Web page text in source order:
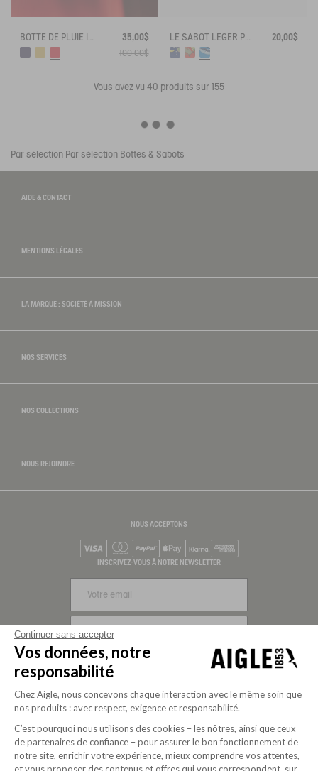
35,00$
100,00$
LE SABOT LÉGER POUR ENFANT 20,00$
Vous avez vu 40 produits sur 155
Par sélection Par sélection Bottes & Sabots
AIDE & CONTACT
MENTIONS LÉGALES
LA MARQUE : SOCIÉTÉ À MISSION
NOS SERVICES
NOS COLLECTIONS
NOUS REJOINDRE
NOUS ACCEPTONS
Visa Mastercard
PayPalApple PayKlarna
INSCRIVEZ-VOUS À NOTRE NEWSLETTER
INSCRIVEZ-VOUS À NOTRE
NEWSLETTER
Abonnez-vous à notre newsletter pour découvrir les
Continuer sans accepter
Vos données, notre
responsabilité
Chez Aigle, nous concevons chaque interaction avec le même soin que
nos produits : avec respect, exigence et responsabilité.
C’est pourquoi nous utilisons des cookies – les nôtres, ainsi que ceux
de partenaires de confiance – pour assurer le bon fonctionnement de
notre site, enrichir votre expérience, mieux comprendre vos attentes,